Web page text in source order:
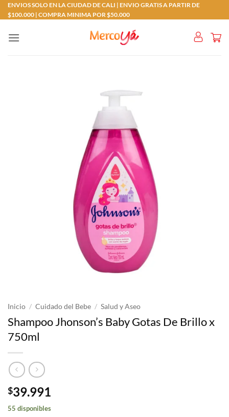
Saltar
al
ENVIOS SOLO EN LA CIUDAD DE CALI | ENVIO GRATIS A PARTIR DE
$100.000 | COMPRA MINIMA POR $50.000
Inicio / Cuidado del Bebe / Salud y Aseo
Shampoo Jhonson’s Baby Gotas De Brillo x
750ml
$39.991
55 disponibles